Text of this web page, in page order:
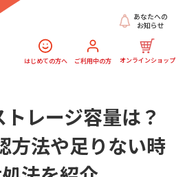
はじめての方へ ご利用中の方 オンラインショップ
あなたへの
お知らせ
レージ容量は？
方法や足りない時